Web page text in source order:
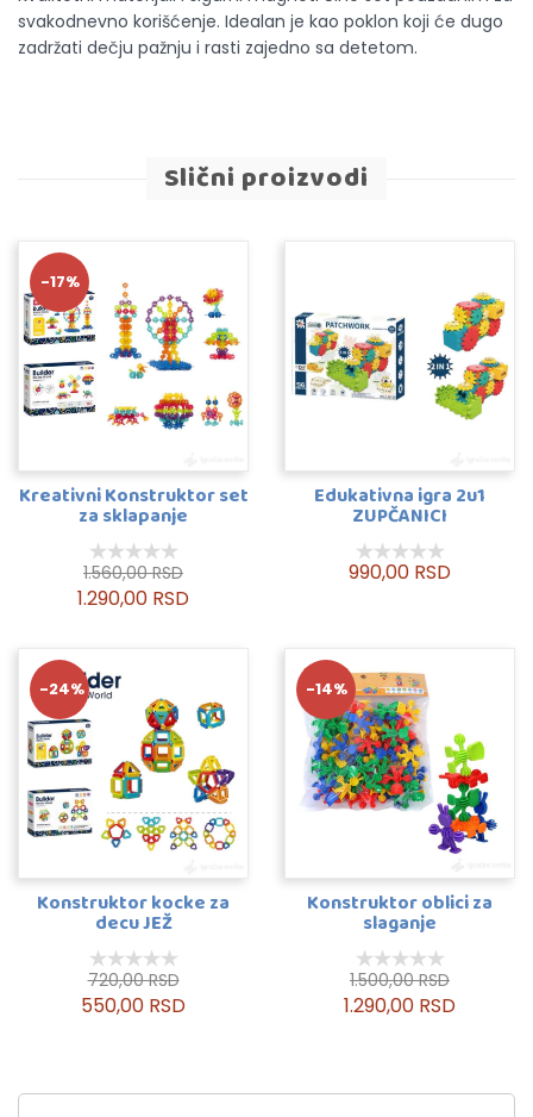
svakodnevno korišćenje. Idealan je kao poklon koji će dugo
zadržati dečju pažnju i rasti zajedno sa detetom.
Slični proizvodi
-17%
Kreativni Konstruktor set
za sklapanje
1.560,00 RSD
1.290,00 RSD
Edukativna igra 2u1
ZUPČANICI
990,00 RSD
-24%
Konstruktor kocke za
decu JEŽ
720,00 RSD
550,00 RSD
-14%
Konstruktor oblici za
slaganje
1.500,00 RSD
1.290,00 RSD